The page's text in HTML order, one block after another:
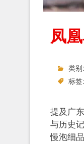
凤
类别:
标签:
提及广
与历史
慢泡细